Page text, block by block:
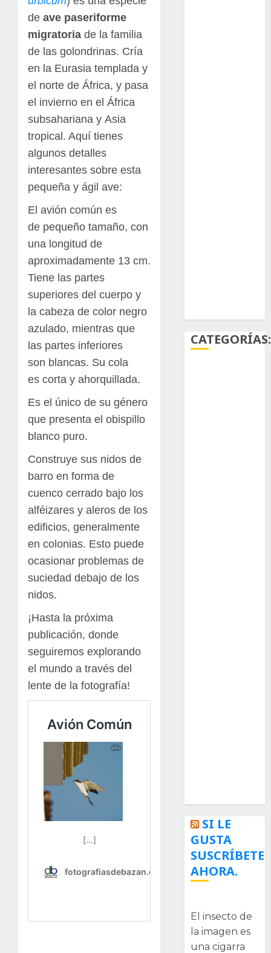
de ave paseriforme
migratoria de la familia
de las golondrinas. Cría
en la Eurasia templada y
el norte de África, y pasa
el invierno en el África
subsahariana y Asia
tropical. Aquí tienes
algunos detalles
interesantes sobre esta
pequeña y ágil ave:
El avión común es
de pequeño tamaño, con
una longitud de
aproximadamente 13 cm.
Tiene las partes
superiores del cuerpo y
la cabeza de color negro
azulado, mientras que
las partes inferiores
son blancas. Su cola
es corta y ahorquillada.
Es el único de su género
que presenta el obispillo
blanco puro.
Construye sus nidos de
barro en forma de
cuenco cerrado bajo los
alféizares y aleros de los
edificios, generalmente
en colonias. Esto puede
ocasionar problemas de
suciedad debajo de los
nidos.
¡Hasta la próxima
publicación, donde
seguiremos explorando
el mundo a través del
lente de la fotografía!
CATEGORÍAS:
SI LE
GUSTA
SUSCRÍBETE
AHORA.
El insecto de
la imagen es
una cigarra